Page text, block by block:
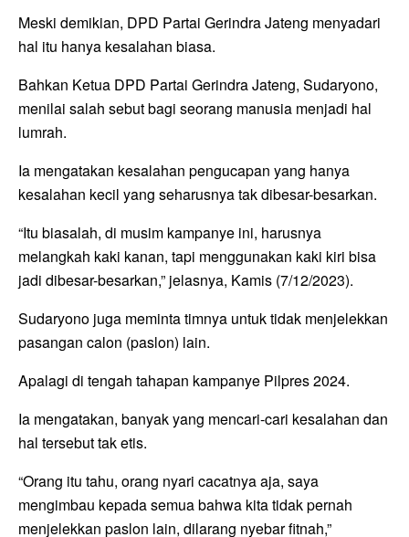
Meski demikian, DPD Partai Gerindra Jateng menyadari
hal itu hanya kesalahan biasa.
Bahkan Ketua DPD Partai Gerindra Jateng, Sudaryono,
menilai salah sebut bagi seorang manusia menjadi hal
lumrah.
Ia mengatakan kesalahan pengucapan yang hanya
kesalahan kecil yang seharusnya tak dibesar-besarkan.
“Itu biasalah, di musim kampanye ini, harusnya
melangkah kaki kanan, tapi menggunakan kaki kiri bisa
jadi dibesar-besarkan,” jelasnya, Kamis (7/12/2023).
Sudaryono juga meminta timnya untuk tidak menjelekkan
pasangan calon (paslon) lain.
Apalagi di tengah tahapan kampanye Pilpres 2024.
Ia mengatakan, banyak yang mencari-cari kesalahan dan
hal tersebut tak etis.
“Orang itu tahu, orang nyari cacatnya aja, saya
mengimbau kepada semua bahwa kita tidak pernah
menjelekkan paslon lain, dilarang nyebar fitnah,”